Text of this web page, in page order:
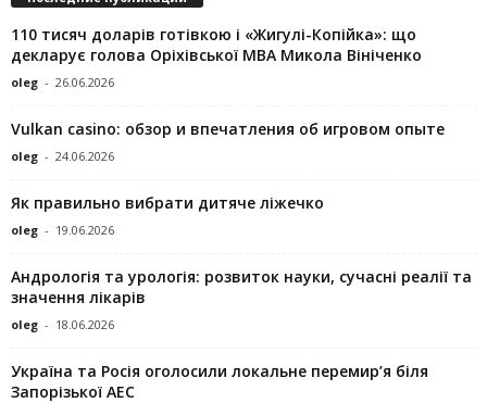
110 тисяч доларів готівкою і «Жигулі-Копійка»: що
декларує голова Оріхівської МВА Микола Вініченко
oleg - 26.06.2026
Vulkan casino: обзор и впечатления об игровом опыте
oleg - 24.06.2026
Як правильно вибрати дитяче ліжечко
oleg - 19.06.2026
Андрологія та урологія: розвиток науки, сучасні реалії та
значення лікарів
oleg - 18.06.2026
Україна та Росія оголосили локальне перемир’я біля
Запорізької АЕС